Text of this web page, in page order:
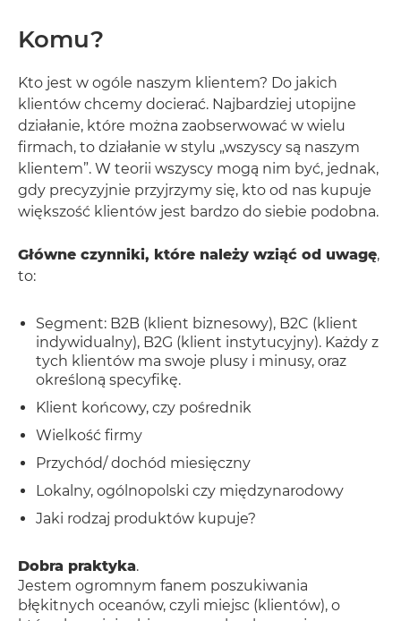
Komu?
Kto jest w ogóle naszym klientem? Do jakich
klientów chcemy docierać. Najbardziej utopijne
działanie, które można zaobserwować w wielu
firmach, to działanie w stylu „wszyscy są naszym
klientem”. W teorii wszyscy mogą nim być, jednak,
gdy precyzyjnie przyjrzymy się, kto od nas kupuje
większość klientów jest bardzo do siebie podobna.
Główne czynniki, które należy wziąć od uwagę,
to:
Segment: B2B (klient biznesowy), B2C (klient
indywidualny), B2G (klient instytucyjny). Każdy z
tych klientów ma swoje plusy i minusy, oraz
określoną specyfikę.
Klient końcowy, czy pośrednik
Wielkość firmy
Przychód/ dochód miesięczny
Lokalny, ogólnopolski czy międzynarodowy
Jaki rodzaj produktów kupuje?
Dobra praktyka.
Jestem ogromnym fanem poszukiwania
błękitnych oceanów, czyli miejsc (klientów), o